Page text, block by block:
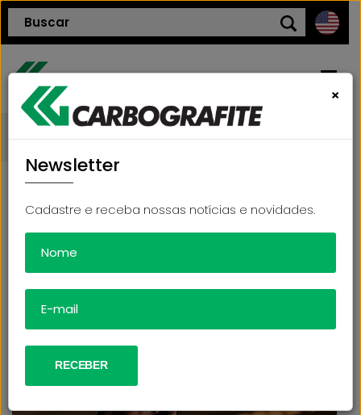
PRODUTOS
SUSTENTABILIDADE
Blog
O QUE AVALIAR ANTES DE COMPRAR UM
RESPIRADOR?
28/05/2026
×
Newsletter
Cadastre e receba nossas notícias e novidades.